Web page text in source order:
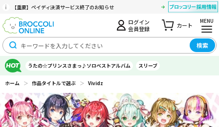
【重要】ペイディ決済サービス終了のお知らせ
ログイン
会員登録
カート
MENU
検索
うたの☆プリンスさまっ♪ソロベストアルバム スリーブ
ホーム ＞ 作品タイトルで選ぶ ＞ Vividz